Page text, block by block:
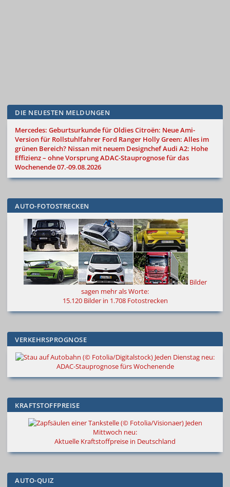
DIE NEUESTEN MELDUNGEN
Mercedes: Geburtsurkunde für OldiesCitroën: Neue Ami-
Version für Rollstuhlfahrer Ford Ranger Holly Green: Alles im
grünen Bereich? Nissan mit neuem DesignchefAudi A2: Hohe
Effizienz – ohne VorsprungADAC-Stauprognose für das
Wochenende 07.-09.08.2026
AUTO-FOTOSTRECKEN
Bilder
sagen mehr als Worte:
15.120 Bilder in 1.708 Fotostrecken
VERKEHRSPROGNOSE
Jeden Dienstag neu:
ADAC-Stauprognose fürs Wochenende
KRAFTSTOFFPREISE
Jeden
Mittwoch neu:
Aktuelle Kraftstoffpreise in Deutschland
AUTO-QUIZ